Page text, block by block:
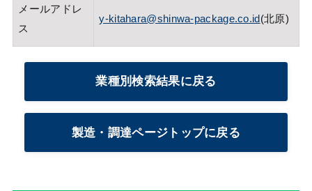
メールアドレ
ス
y-kitahara@shinwa-package.co.id(北原)
業種別検索結果に戻る
製造・調達ページトップに戻る